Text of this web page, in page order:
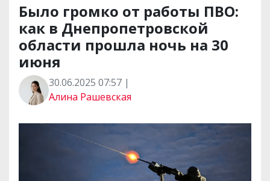
Было громко от работы ПВО:
как в Днепропетровской
области прошла ночь на 30
июня
30.06.2025 07:57 |
Алина Рашевская